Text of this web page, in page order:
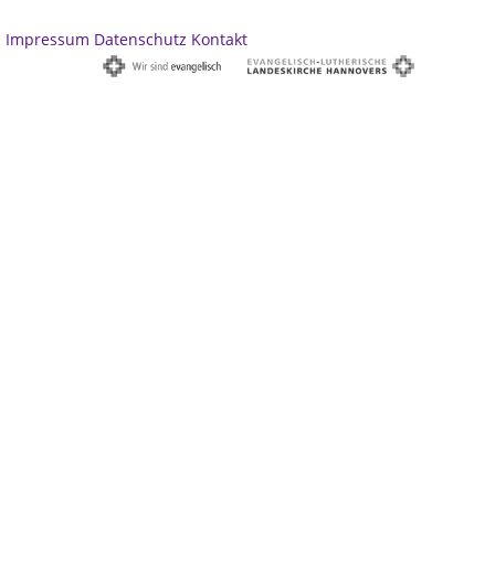
Impressum Datenschutz Kontakt